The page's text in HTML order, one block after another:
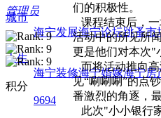
城市
海宁发展海宁论坛跳蚤市
人生
海宁装修海宁婚嫁海宁房
管理员
积分
9694
们的积极性。
课程结束后，
活动中的所见所
更是他们对本次"
而将活动推向高
见“唰唰唰”的点
番激烈的角逐，
此次"小小银行